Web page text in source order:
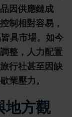
因供應鏈成
制相對容易，
具市場。如今
整，人力配置
行社甚至因缺
業壓力。
方觀